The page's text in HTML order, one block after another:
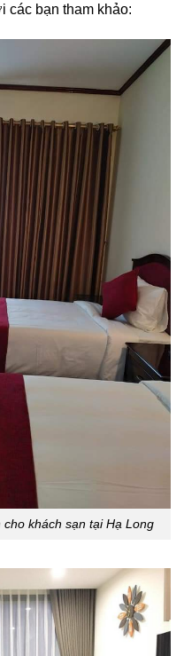
các bạn tham khảo:
khách sạn tại Hạ Long